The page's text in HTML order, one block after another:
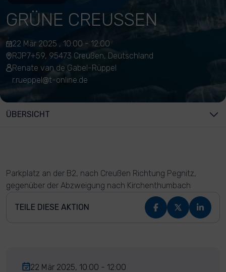
GRÜNE CREUSSEN
22 Mär 2025 , 10:00 - 12:00
RJP7+59, 95473 Creußen, Deutschland
Renate van de Gabel-Rüppel
r.rueppel@t-online.de
ÜBERSICHT
Parkplatz an der B2, nach Creußen Richtung Pegnitz,
gegenüber der Abzweigung nach Kirchenthumbach
TEILE DIESE AKTION
22 Mär 2025, 10:00 - 12:00